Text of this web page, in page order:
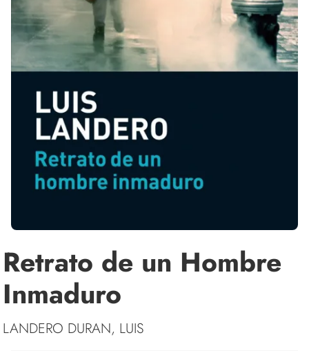
Retrato de un Hombre
Inmaduro
LANDERO DURAN, LUIS